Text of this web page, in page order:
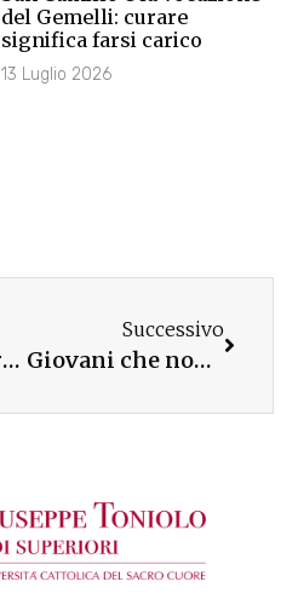
del Gemelli: curare
significa farsi carico
13 Luglio 2026
Toniolo e Venaria Reale alla Biennale Italia-Cina
Successivo
Giovani che non studiano e non lavorano